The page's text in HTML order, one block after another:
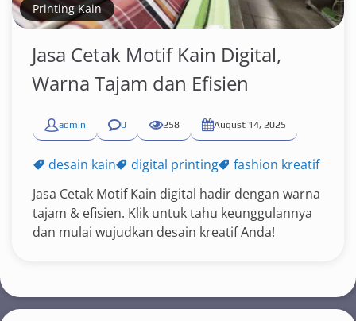
Printing Kain
Jasa Cetak Motif Kain Digital,
Warna Tajam dan Efisien
admin 0 258 August 14, 2025
desain kain digital printing
fashion kreatif
Jasa Cetak Motif Kain digital hadir dengan warna
tajam & efisien. Klik untuk tahu keunggulannya
dan mulai wujudkan desain kreatif Anda!